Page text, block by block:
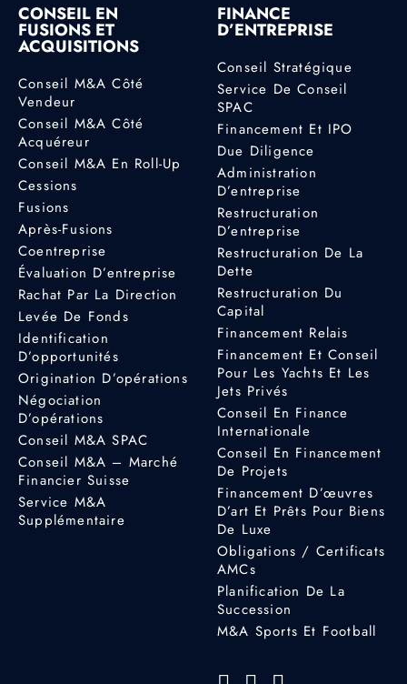
CONSEIL EN
FUSIONS ET
ACQUISITIONS
Conseil M&A Côté
Vendeur
Conseil M&A Côté
Acquéreur
Conseil M&A En Roll-Up
Cessions
Fusions
Après-Fusions
Coentreprise
Évaluation D’entreprise
Rachat Par La Direction
Levée De Fonds
Identification
D’opportunités
Origination D’opérations
Négociation
D’opérations
Conseil M&A SPAC
Conseil M&A – Marché
Financier Suisse
Service M&A
Supplémentaire
FINANCE
D’ENTREPRISE
Conseil Stratégique
Service De Conseil
SPAC
Financement Et IPO
Due Diligence
Administration
D’entreprise
Restructuration
D’entreprise
Restructuration De La
Dette
Restructuration Du
Capital
Financement Relais
Financement Et Conseil
Pour Les Yachts Et Les
Jets Privés
Conseil En Finance
Internationale
Conseil En Financement
De Projets
Financement D’œuvres
D’art Et Prêts Pour Biens
De Luxe
Obligations / Certificats
AMCs
Planification De La
Succession
M&A Sports Et Football